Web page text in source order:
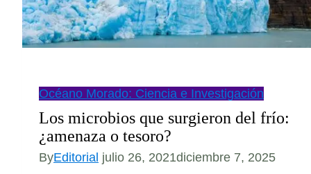
Océano Morado: Ciencia e Investigación
Los microbios que surgieron del frío:
¿amenaza o tesoro?
ByEditorial julio 26, 2021diciembre 7, 2025